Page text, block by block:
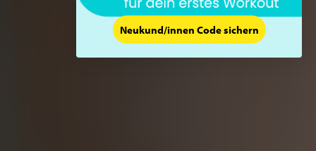
Neukund/innen Code sichern